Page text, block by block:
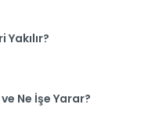
Ne İşe Yarar?